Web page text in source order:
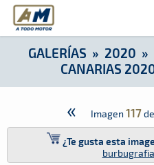
A Todo Motor · Revista
»
GALERÍAS » 2020 »
CANARIAS
« Imagen 117de
¿Te gusta esta